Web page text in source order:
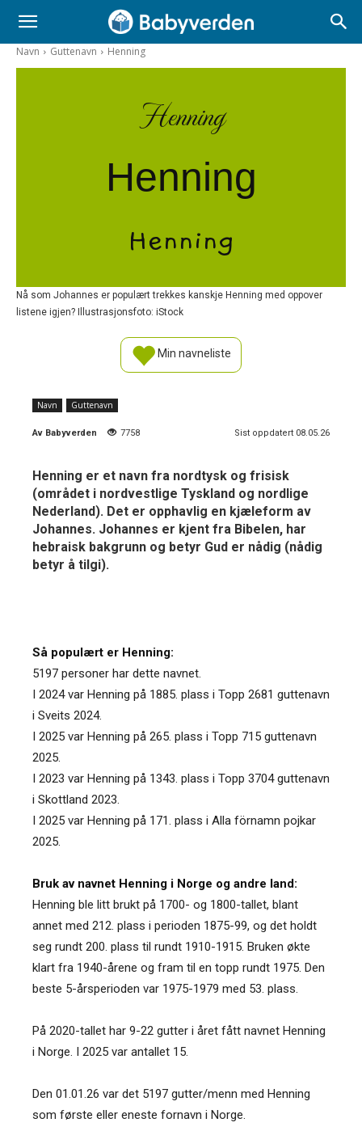
Navn Guttenavn Henning
Henning
Henning
Henning
Nå som Johannes er populært trekkes kanskje Henning med oppover
listene igjen? Illustrasjonsfoto: iStock
Min navneliste
Navn Guttenavn
Av Babyverden 7758 Sist oppdatert 08.05.26
Henning er et navn fra nordtysk og frisisk
(området i nordvestlige Tyskland og nordlige
Nederland). Det er opphavlig en kjæleform av
Johannes. Johannes er kjent fra Bibelen, har
hebraisk bakgrunn og betyr Gud er nådig (nådig
betyr å tilgi).
Så populært er Henning:
5197 personer har dette navnet.
I 2024 var Henning på 1885. plass i Topp 2681 guttenavn
i Sveits 2024.
I 2025 var Henning på 265. plass i Topp 715 guttenavn
2025.
I 2023 var Henning på 1343. plass i Topp 3704 guttenavn
i Skottland 2023.
I 2025 var Henning på 171. plass i Alla förnamn pojkar
2025.
Bruk av navnet Henning i Norge og andre land:
Henning ble litt brukt på 1700- og 1800-tallet, blant
annet med 212. plass i perioden 1875-99, og det holdt
seg rundt 200. plass til rundt 1910-1915. Bruken økte
klart fra 1940-årene og fram til en topp rundt 1975. Den
beste 5-årsperioden var 1975-1979 med 53. plass.
På 2020-tallet har 9-22 gutter i året fått navnet Henning
i Norge. I 2025 var antallet 15.
Den 01.01.26 var det 5197 gutter/menn med Henning
som første eller eneste fornavn i Norge.